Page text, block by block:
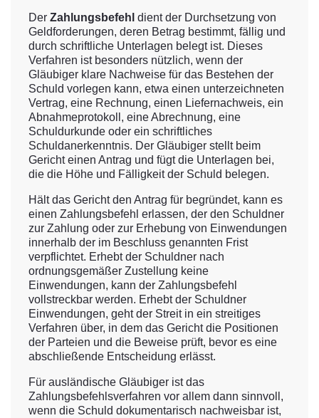
Der Zahlungsbefehl dient der Durchsetzung von
Geldforderungen, deren Betrag bestimmt, fällig und
durch schriftliche Unterlagen belegt ist. Dieses
Verfahren ist besonders nützlich, wenn der
Gläubiger klare Nachweise für das Bestehen der
Schuld vorlegen kann, etwa einen unterzeichneten
Vertrag, eine Rechnung, einen Liefernachweis, ein
Abnahmeprotokoll, eine Abrechnung, eine
Schuldurkunde oder ein schriftliches
Schuldanerkenntnis. Der Gläubiger stellt beim
Gericht einen Antrag und fügt die Unterlagen bei,
die die Höhe und Fälligkeit der Schuld belegen.
Hält das Gericht den Antrag für begründet, kann es
einen Zahlungsbefehl erlassen, der den Schuldner
zur Zahlung oder zur Erhebung von Einwendungen
innerhalb der im Beschluss genannten Frist
verpflichtet. Erhebt der Schuldner nach
ordnungsgemäßer Zustellung keine
Einwendungen, kann der Zahlungsbefehl
vollstreckbar werden. Erhebt der Schuldner
Einwendungen, geht der Streit in ein streitiges
Verfahren über, in dem das Gericht die Positionen
der Parteien und die Beweise prüft, bevor es eine
abschließende Entscheidung erlässt.
Für ausländische Gläubiger ist das
Zahlungsbefehlsverfahren vor allem dann sinnvoll,
wenn die Schuld dokumentarisch nachweisbar ist,